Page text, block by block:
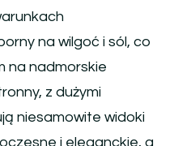
na wilgoć i sól, co
na nadmorskie
z dużymi
niesamowite widoki
i eleganckie, a